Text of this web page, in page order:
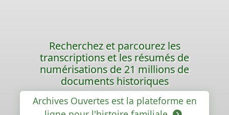
Recherchez et parcourez les
transcriptions et les résumés de
numérisations de 21 millions de
documents historiques
Archives Ouvertes est la plateforme en